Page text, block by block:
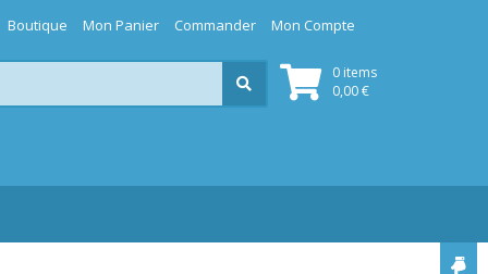
Boutique Mon Panier Commander Mon Compte
0 items
0,00€